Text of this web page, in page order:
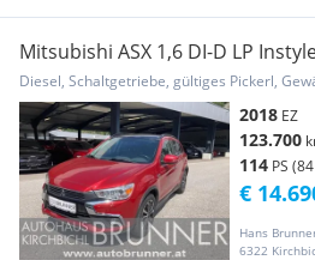
Mitsubishi ASX 1,6 DI-D LP
Diesel, Schaltgetriebe, gültiges Pickerl,
2018 EZ
123.700
114 PS
Hans
6322
€